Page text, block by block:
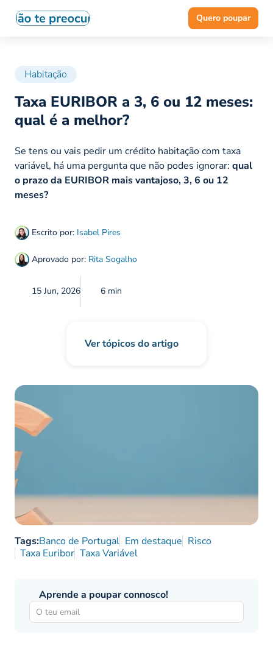
Quero poupar
Habitação
Taxa EURIBOR a 3, 6 ou 12 meses:
qual é a melhor?
Escrito por: Isabel Pires
Aprovado por: Rita Sogalho
15 Jun, 2026 6 min
Se tens ou vais pedir um crédito habitação com taxa
variável, há uma pergunta que não podes ignorar: qual
o prazo da EURIBOR mais vantajoso, 3, 6 ou 12
meses?
Ver tópicos do artigo
Tags:Banco de Portugal Em destaque Risco
Taxa Euribor Taxa Variável
Aprende a poupar connosco!